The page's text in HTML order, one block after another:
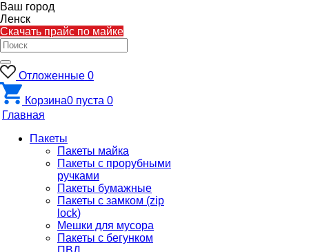
Ваш город
Ленск
Скачать прайс по майке
Отложенные 0
Корзина0 пуста 0
Главная
Пакеты
Пакеты майка
Пакеты с прорубными
ручками
Пакеты бумажные
Пакеты с замком (zip
lock)
Мешки для мусора
Пакеты с бегунком